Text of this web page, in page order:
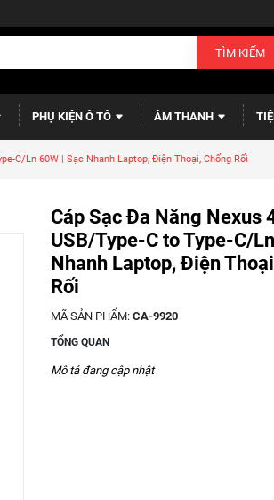
TÌM KIẾM
PHỤ KIỆN Ô TÔ ÂM THANH
C/Ln 60W | Sạc Nhanh Laptop, Điện Thoại, Chống Rối
Cáp Sạc Đa Năng Nexus
USB/Type-C to Type-C/
Nhanh Laptop, Điện
Rối
MÃ SẢN PHẨM: CA-9920
TỔNG QUAN
Mô tả đang cập nhật